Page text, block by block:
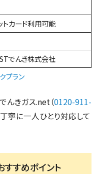
トカード利用可能
でんき株式会社
プラン
んきガス.net（0120-911-
寧に一人ひとり対応して
すすめポイント